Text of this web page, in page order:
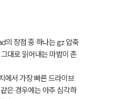
의 장점 중 하나는 gz 압축
대로 읽어내는 마법이 존
에서 가장 빠른 드라이브
은 경우에는 아주 심각하